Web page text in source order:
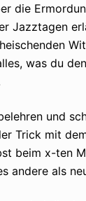
die
Jazztagen
was du
und
Trick mit
beim x-ten
andere als